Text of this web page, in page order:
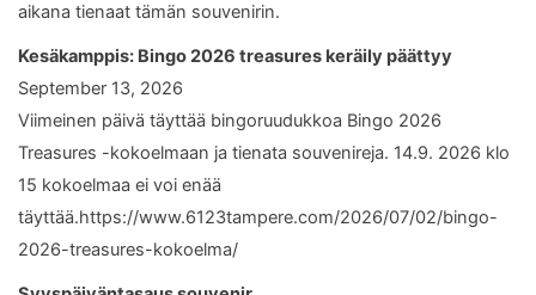
aikana tienaat tämän souvenirin.
Kesäkamppis: Bingo 2026 treasures keräily päättyy
September 13, 2026
Viimeinen päivä täyttää bingoruudukkoa Bingo 2026
Treasures -kokoelmaan ja tienata souvenireja. 14.9. 2026 klo
15 kokoelmaa ei voi enää
täyttää.https://www.6123tampere.com/2026/07/02/bingo-
2026-treasures-kokoelma/